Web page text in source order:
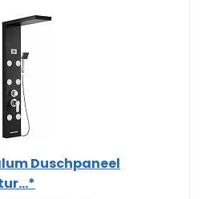
Duschpaneel